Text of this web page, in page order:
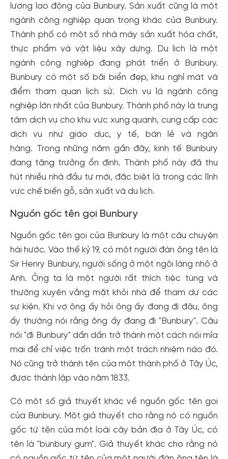
lượng lao động của Bunbury. Sản xuất cũng là một
ngành công nghiệp quan trọng khác của Bunbury.
Thành phố có một số nhà máy sản xuất hóa chất,
thực phẩm và vật liệu xây dựng. Du lịch là một
ngành công nghiệp đang phát triển ở Bunbury.
Bunbury có một số bãi biển đẹp, khu nghỉ mát và
điểm tham quan lịch sử. Dịch vụ là ngành công
nghiệp lớn nhất của Bunbury. Thành phố này là trung
tâm dịch vụ cho khu vực xung quanh, cung cấp các
dịch vụ như giáo dục, y tế, bán lẻ và ngân
hàng. Trong những năm gần đây, kinh tế Bunbury
đang tăng trưởng ổn định. Thành phố này đã thu
hút nhiều nhà đầu tư mới, đặc biệt là trong các lĩnh
vực chế biến gỗ, sản xuất và du lịch.
Nguồn gốc tên gọi Bunbury
Nguồn gốc tên gọi của Bunbury là một câu chuyện
hài hước. Vào thế kỷ 19, có một người đàn ông tên là
Sir Henry Bunbury, người sống ở một ngôi làng nhỏ ở
Anh. Ông ta là một người rất thích tiệc tùng và
thường xuyên vắng mặt khỏi nhà để tham dự các
sự kiện. Khi vợ ông ấy hỏi ông ấy đang đi đâu, ông
ấy thường nói rằng ông ấy đang đi "Bunbury". Câu
nói "đi Bunbury" dần dần trở thành một cách nói mỉa
mai để chỉ việc trốn tránh một trách nhiệm nào đó.
Nó cũng trở thành tên của một thành phố ở Tây Úc,
được thành lập vào năm 1833.
Có một số giả thuyết khác về nguồn gốc tên gọi
của Bunbury. Một giả thuyết cho rằng nó có nguồn
gốc từ tên của một loài cây bản địa ở Tây Úc, có
tên là "bunbury gum". Giả thuyết khác cho rằng nó